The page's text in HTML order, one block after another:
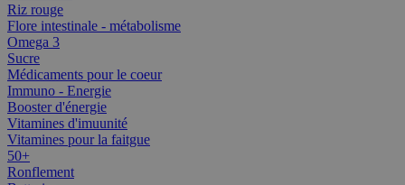
Riz rouge
Flore intestinale - métabolisme
Omega 3
Sucre
Médicaments pour le coeur
Immuno - Energie
Booster d'énergie
Vitamines d'imuunité
Vitamines pour la faitgue
50+
Ronflement